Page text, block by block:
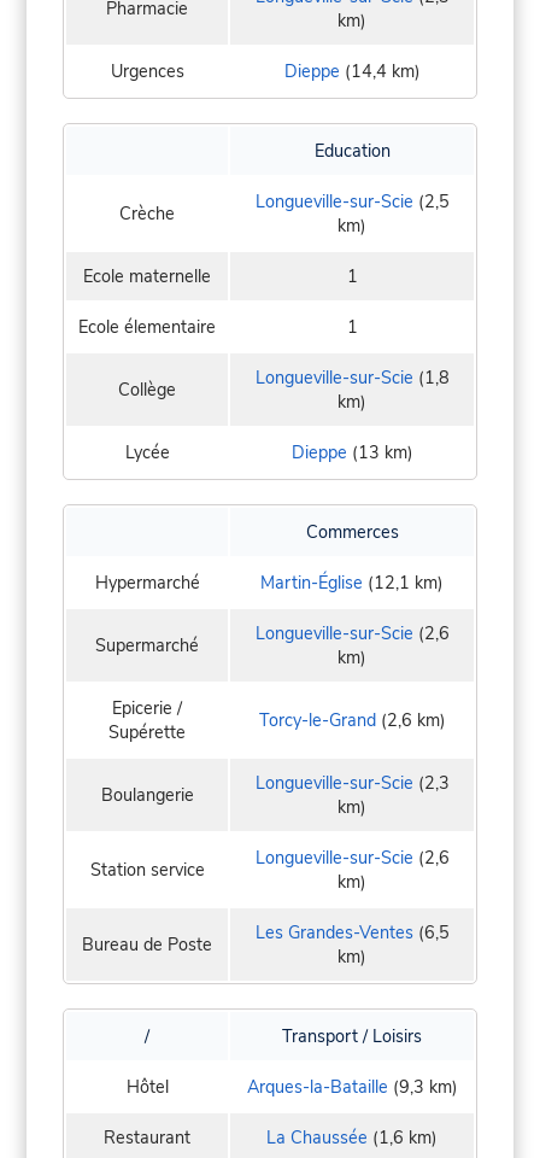
Pharmacie
km)
Urgences Dieppe (14,4 km)
Education
Crèche Longueville-sur-Scie (2,5
km)
Ecole maternelle 1
Ecole élementaire 1
Collège Longueville-sur-Scie (1,8
km)
Lycée Dieppe (13 km)
Commerces
Hypermarché Martin-Église (12,1 km)
Supermarché Longueville-sur-Scie (2,6
km)
Epicerie /
Supérette
Torcy-le-Grand(2,6 km)
Boulangerie Longueville-sur-Scie (2,3
km)
Station service Longueville-sur-Scie (2,6
km)
Bureau de Poste Les Grandes-Ventes(6,5
km)
/ Transport / Loisirs
Hôtel Arques-la-Bataille (9,3 km)
Restaurant La Chaussée (1,6 km)